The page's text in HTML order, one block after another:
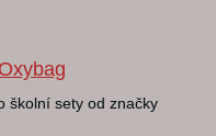
školní sety od značky